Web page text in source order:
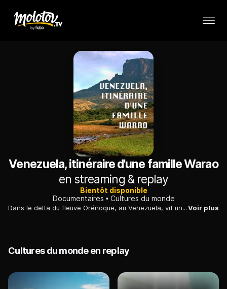
Venezuela, itinéraire d'une famille Warao
en streaming & replay
Bientôt disponible
Documentaires
Cultures du monde
Dans le delta du fleuve Orénoque, au Venezuela, vit un peuple ancestral et nomade, les Waraos, aujourd'hui incités à se sédentariser par le gouvernement.Voir plus
Cultures du monde en replay